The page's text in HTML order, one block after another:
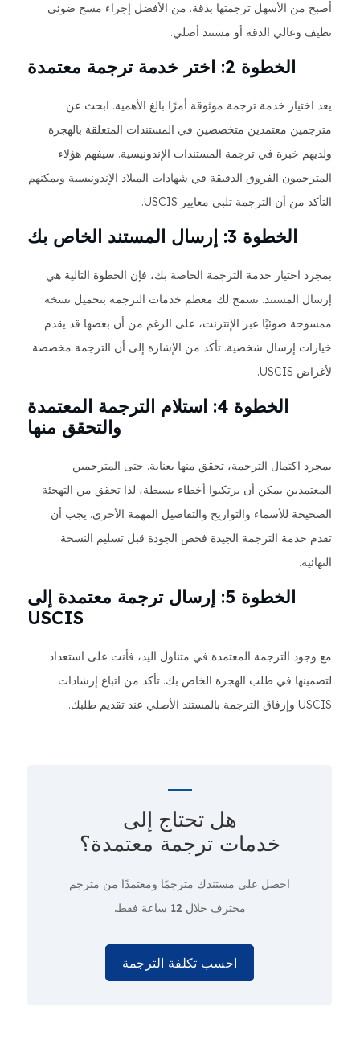
أصبح من الأسهل ترجمتها بدقة. من الأفضل إجراء مسح ضوئي
نظيف وعالي الدقة أو مستند أصلي.
الخطوة 2: اختر خدمة ترجمة معتمدة
يعد اختيار خدمة ترجمة موثوقة أمرًا بالغ الأهمية. ابحث عن
مترجمين معتمدين متخصصين في المستندات المتعلقة بالهجرة
ولديهم خبرة في ترجمة المستندات الإندونيسية. سيفهم هؤلاء
المترجمون الفروق الدقيقة في شهادات الميلاد الإندونيسية ويمكنهم
التأكد من أن الترجمة تلبي معايير USCIS.
الخطوة 3: إرسال المستند الخاص بك
بمجرد اختيار خدمة الترجمة الخاصة بك، فإن الخطوة التالية هي
إرسال المستند. تسمح لك معظم خدمات الترجمة بتحميل نسخة
ممسوحة ضوئيًا عبر الإنترنت، على الرغم من أن بعضها قد يقدم
خيارات إرسال شخصية. تأكد من الإشارة إلى أن الترجمة مخصصة
لأغراض USCIS.
الخطوة 4: استلام الترجمة المعتمدة
والتحقق منها
بمجرد اكتمال الترجمة، تحقق منها بعناية. حتى المترجمين
المعتمدين يمكن أن يرتكبوا أخطاء بسيطة، لذا تحقق من التهجئة
الصحيحة للأسماء والتواريخ والتفاصيل المهمة الأخرى. يجب أن
تقدم خدمة الترجمة الجيدة فحص الجودة قبل تسليم النسخة
النهائية.
الخطوة 5: إرسال ترجمة معتمدة إلى
USCIS
مع وجود الترجمة المعتمدة في متناول اليد، فأنت على استعداد
لتضمينها في طلب الهجرة الخاص بك. تأكد من اتباع إرشادات
USCIS وإرفاق الترجمة بالمستند الأصلي عند تقديم طلبك.
هل تحتاج إلى
خدمات ترجمة معتمدة؟
احصل على مستندك مترجمًا ومعتمدًا من مترجم
محترف خلال 12 ساعة فقط.
احسب تكلفة الترجمة